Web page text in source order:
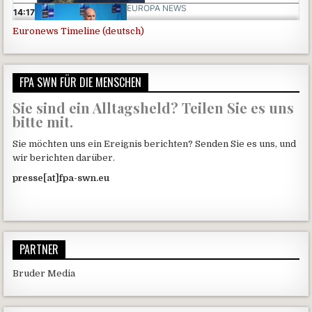
Euronews Timeline (deutsch)
FPA SWN FÜR DIE MENSCHEN
Sie sind ein Alltagsheld? Teilen Sie es uns
bitte mit.
Sie möchten uns ein Ereignis berichten? Senden Sie es uns, und
wir berichten darüber.
presse[at]fpa-swn.eu
PARTNER
Bruder Media